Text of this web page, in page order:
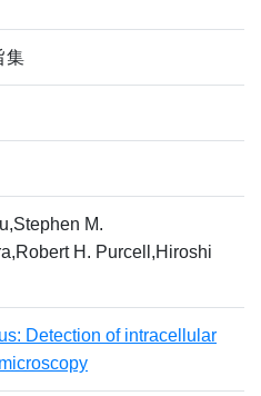
集
M.
H. Purcell,Hiroshi
Detection of intracellular